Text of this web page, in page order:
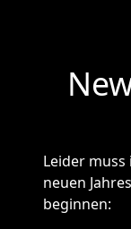
Leider
neuen
beginnen: